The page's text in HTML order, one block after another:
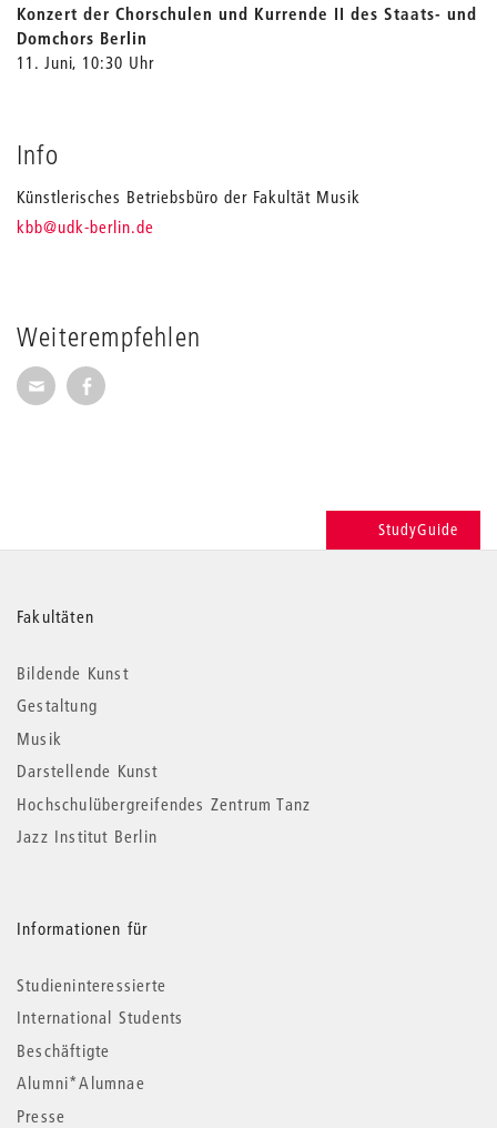
Weiterempfehlen
Seite per E-Mail weiterempfehlen
Seite auf Facebook weiterempfehlen
Konzert der Chorschulen und Kurrende II des Staats- und
Domchors Berlin
11. Juni, 10:30 Uhr
Info
Künstlerisches Betriebsbüro der Fakultät Musik
kbb_
@udk-berlin.de
StudyGuide
Weitere
Informationen
Fakultäten
Bildende Kunst
Gestaltung
Musik
Darstellende Kunst
Hochschulübergreifendes Zentrum Tanz
Jazz Institut Berlin
Informationen für
Studieninteressierte
International Students
Beschäftigte
Alumni*Alumnae
Presse